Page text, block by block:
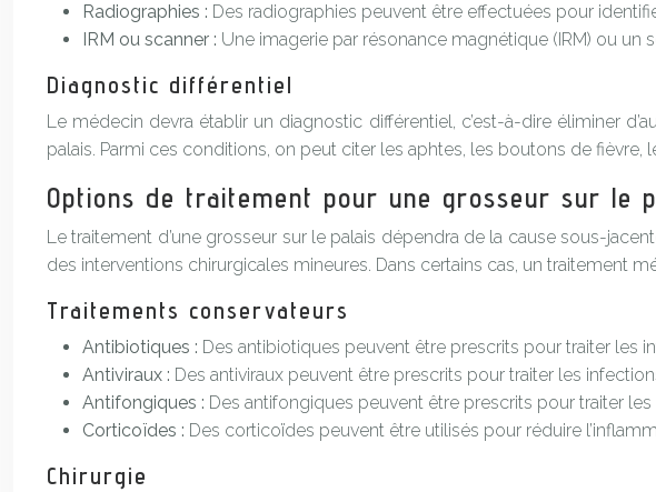
Radiographies : Des radiographies peuvent être effectuées pour
IRM ou scanner : Une imagerie par résonance magnétique (IRM) ou
Diagnostic différentiel
Le médecin devra établir un diagnostic différentiel, c’est-à-dire éliminer
palais. Parmi ces conditions, on peut citer les aphtes, les boutons de
Options de traitement pour une grosseur sur le
Le traitement d’une grosseur sur le palais dépendra de la cause sous-
des interventions chirurgicales mineures. Dans certains cas, un traitement
Traitements conservateurs
Antibiotiques : Des antibiotiques peuvent être prescrits pour traiter les
Antiviraux : Des antiviraux peuvent être prescrits pour traiter les
Antifongiques : Des antifongiques peuvent être prescrits pour traiter
Corticoïdes : Des corticoïdes peuvent être utilisés pour réduire
Chirurgie